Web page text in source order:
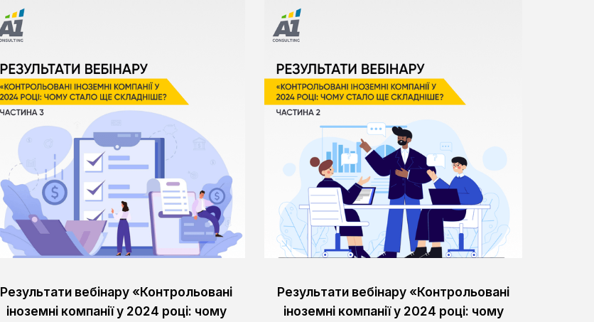
Результати вебінару «Контрольовані
іноземні компанії у 2024 році: чому
Результати вебінару «Контрольовані
іноземні компанії у 2024 році: чому